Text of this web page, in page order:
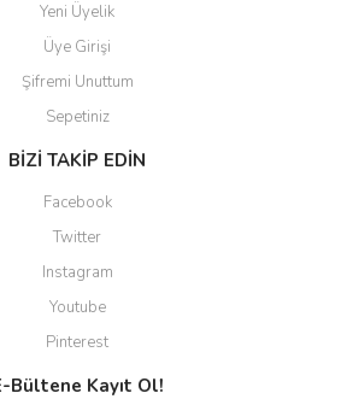
Yeni Üyelik
Üye Girişi
Şifremi Unuttum
Sepetiniz
BİZİ TAKİP EDİN
Facebook
Twitter
Instagram
Youtube
Pinterest
Bültene Kayıt Ol!